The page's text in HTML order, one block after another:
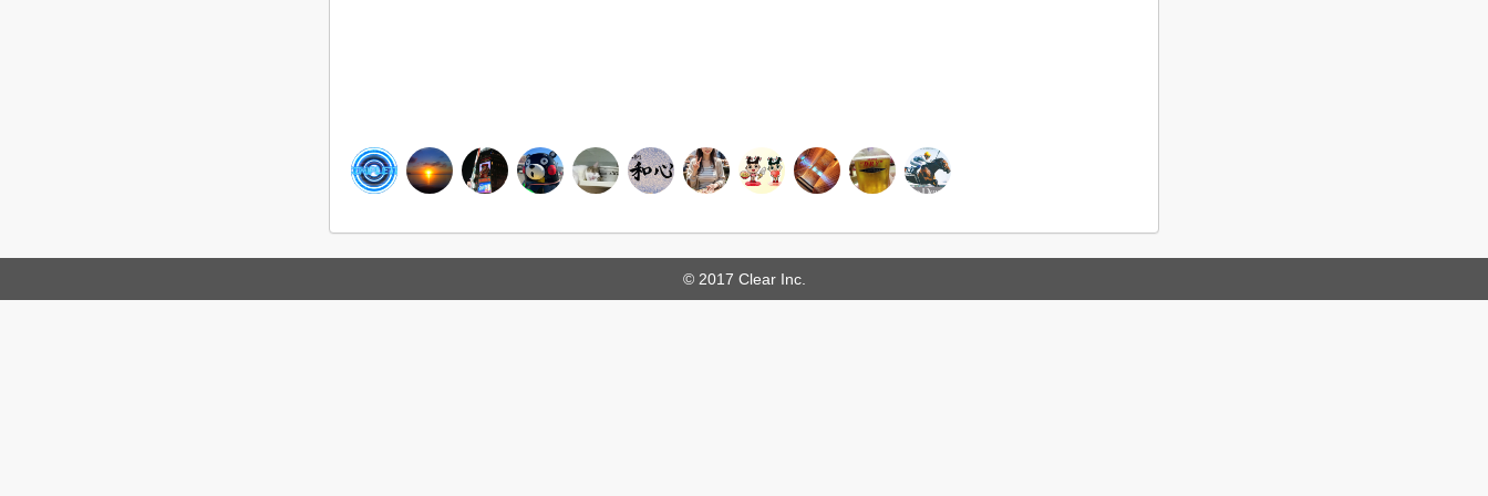
© 2017 Clear Inc.